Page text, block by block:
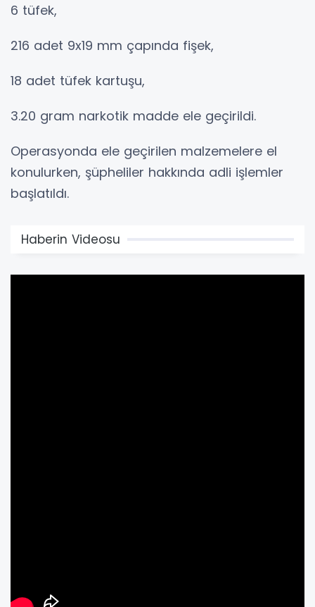
6 tüfek,
216 adet 9x19 mm çapında fişek,
18 adet tüfek kartuşu,
3.20 gram narkotik madde ele geçirildi.
Operasyonda ele geçirilen malzemelere el
konulurken, şüpheliler hakkında adli işlemler
başlatıldı.
Haberin Videosu